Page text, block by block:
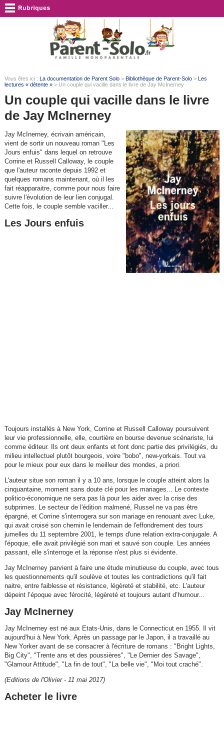
Vous êtes ici : La documentation de Parent Solo> Bibliothèque de Parent-Solo> Les
lectures « détente »> Un couple qui vacille dans le livre de Jay McInerney
Un couple qui vacille dans le livre
de Jay McInerney
Jay McInerney, écrivain américain,
vient de sortir un nouveau roman "Les
Jours enfuis" dans lequel on retrouve
Corrine et Russell Calloway, le couple
que l'auteur raconte depuis 1992 et
quelques romans maintenant, où il les
fait réapparaitre, comme pour nous faire
suivre l'évolution de leur lien conjugal.
Cette fois, le couple semble vaciller...
Les Jours enfuis
Toujours installés à New York, Corrine et Russell Calloway poursuivent
leur vie professionnelle, elle, courtière en bourse devenue scénariste, lui
comme éditeur. Ils ont deux enfants et font donc partie des privilégiés, du
milieu intellectuel plutôt bourgeois, voire "bobo", new-yorkais. Tout va
pour le mieux pour eux dans le meilleur des mondes, a priori.
L'auteur situe son roman il y a 10 ans, lorsque le couple atteint alors la
cinquantaine, moment sans doute clé pour les mariages... Le contexte
politico-économique ne sera pas là pour les aider avec la crise des
subprimes. Le secteur de l'édition malmené, Russel ne va pas être
épargné, et Corrine s'interrogera sur son mariage en renouant avec Luke,
qui avait croisé son chemin le lendemain de l'effondrement des tours
jumelles du 11 septembre 2001, le temps d'une relation extra-conjugale. A
l'époque, elle avait privilégié son mari et sauvé son couple. Les années
passant, elle s'interroge et la réponse n'est plus si évidente.
Jay McInerney parvient à faire une étude minutieuse du couple, avec tous
les questionnements qu'il soulève et toutes les contradictions qu'il fait
naitre, entre faiblesse et résistance, légèreté et stabilité, etc. L'auteur
dépeint l’époque avec férocité, légèreté et toujours autant d’humour...
Jay McInerney
Jay McInerney est né aux Etats-Unis, dans le Connecticut en 1955. Il vit
aujourd'hui à New York. Après un passage par le Japon, il a travaillé au
New Yorker avant de se consacrer à l'écriture de romans : "Bright Lights,
Big City", "Trente ans et des poussières", "Le Dernier des Savage",
"Glamour Attitude", "La fin de tout", "La belle vie", "Moi tout craché".
(Editions de l'Olivier - 11 mai 2017)
Acheter le livre